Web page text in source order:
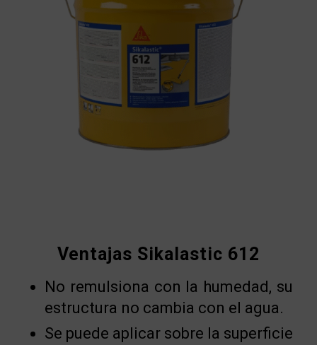
Ventajas Sikalastic 612
No remulsiona con la humedad, su
estructura no cambia con el agua.
Se puede aplicar sobre la superficie